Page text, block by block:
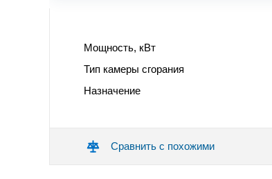
Мощность, кВт
Тип камеры сгорания
Назначение
Сравнить с похожими